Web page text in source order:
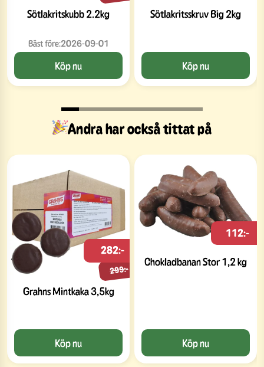
Sötlakritskubb 2.2kg
Bäst före:2026-09-01
Köp nu
Sötlakritsskruv Big 2kg
Köp nu
Andra har också tittat på
Grahns Mintkaka 3,5kg
299:-
282:-
Köp nu
Chokladbanan Stor 1,2 kg
112:-
Köp nu